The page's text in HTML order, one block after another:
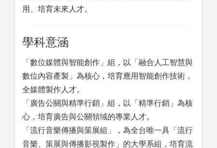
用、培育未來人才。
學科意涵
「數位媒體與智能創作」組，以「融合人工智慧與
數位內容產製」為核心，培育應用智能創作技術，
全媒體製作人才。
「廣告公關與精準行銷」組，以「精準行銷」為核
心，培育廣告與公關領域的專業人才。
「流行音樂傳播與策展組」，為全台唯一具「流行
音樂、策展與傳播影視製作」的大學系組，培育流